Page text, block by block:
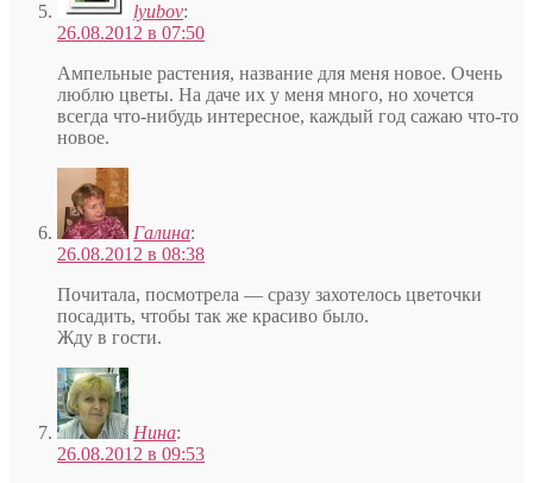
lyubov:
26.08.2012 в 07:50
Ампельные растения, название для меня новое. Очень
люблю цветы. На даче их у меня много, но хочется
всегда что-нибудь интересное, каждый год сажаю что-то
новое.
Галина:
26.08.2012 в 08:38
Почитала, посмотрела — сразу захотелось цветочки
посадить, чтобы так же красиво было.
Жду в гости.
Нина:
26.08.2012 в 09:53